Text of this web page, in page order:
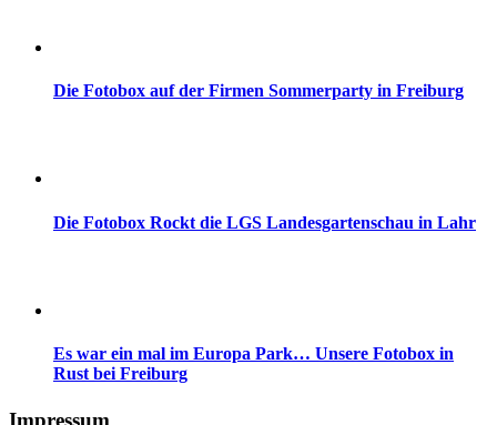
Die Fotobox auf der Firmen Sommerparty in Freiburg
Die Fotobox Rockt die LGS Landesgartenschau in Lahr
Es war ein mal im Europa Park… Unsere Fotobox in
Rust bei Freiburg
Impressum